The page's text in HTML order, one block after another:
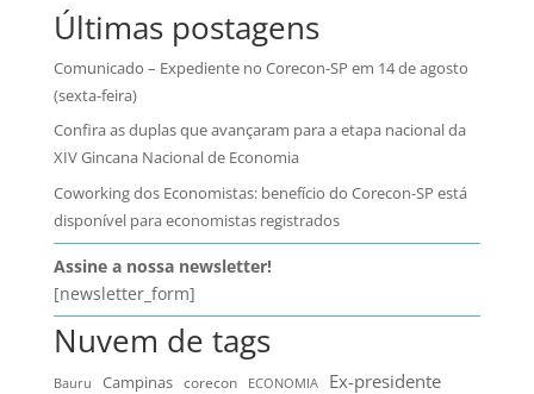
Últimas postagens
Comunicado – Expediente no Corecon-SP em 14 de agosto
(sexta-feira)
Confira as duplas que avançaram para a etapa nacional da
XIV Gincana Nacional de Economia
Coworking dos Economistas: benefício do Corecon-SP está
disponível para economistas registrados
Assine a nossa newsletter!
[newsletter_form]
Nuvem de tags
Bauru Campinas corecon ECONOMIA Ex-presidente